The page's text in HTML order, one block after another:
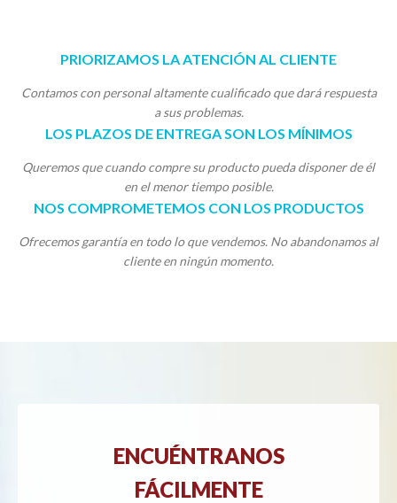
PRIORIZAMOS LA ATENCIÓN AL CLIENTE
Contamos con personal altamente cualificado que dará respuesta
a sus problemas.
LOS PLAZOS DE ENTREGA SON LOS MÍNIMOS
Queremos que cuando compre su producto pueda disponer de él
en el menor tiempo posible.
NOS COMPROMETEMOS CON LOS PRODUCTOS
Ofrecemos garantía en todo lo que vendemos. No abandonamos al
cliente en ningún momento.
ENCUÉNTRANOS
FÁCILMENTE